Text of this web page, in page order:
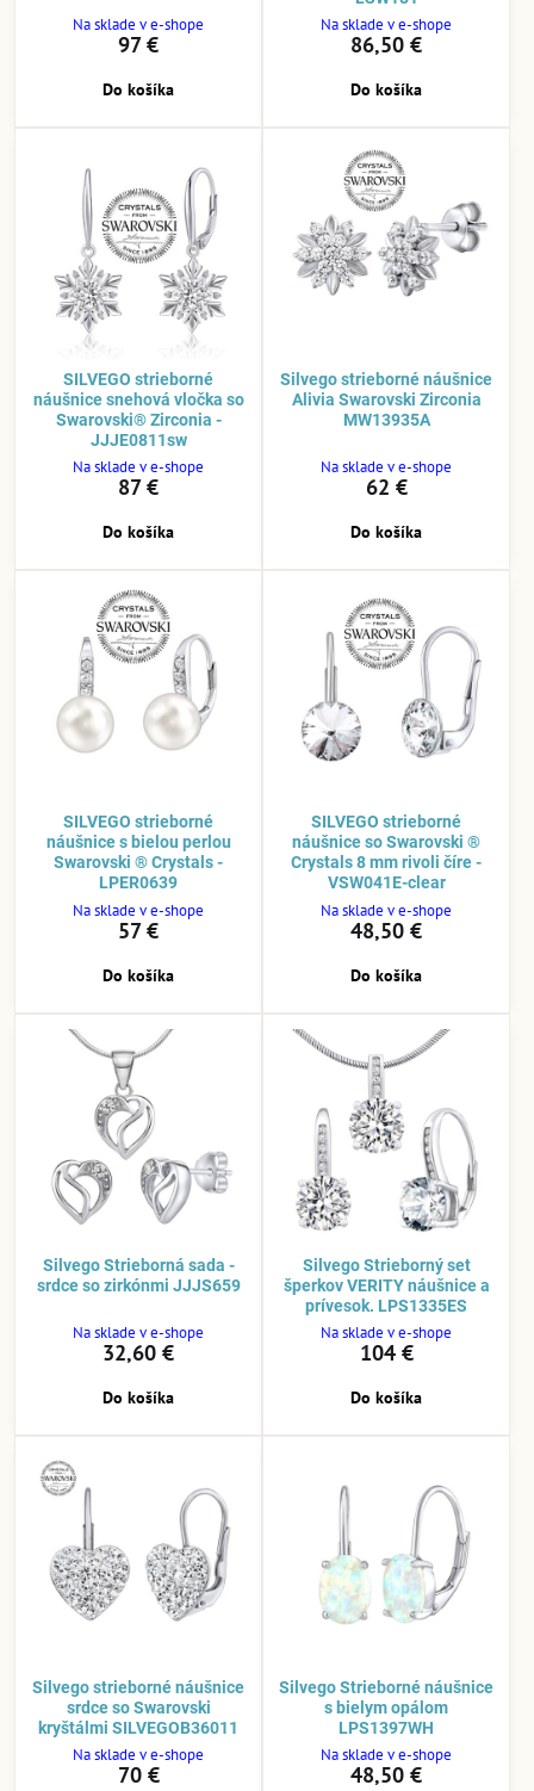
Na sklade v e-shope
97 €
Do košíka
Na sklade v e-shope
86,50 €
Do košíka
SILVEGO strieborné
náušnice snehová vločka so
Swarovski® Zirconia -
JJJE0811sw
Na sklade v e-shope
87 €
Do košíka
Silvego strieborné náušnice
Alivia Swarovski Zirconia
MW13935A
Na sklade v e-shope
62 €
Do košíka
SILVEGO strieborné
náušnice s bielou perlou
Swarovski ® Crystals -
LPER0639
Na sklade v e-shope
57 €
Do košíka
SILVEGO strieborné
náušnice so Swarovski ®
Crystals 8 mm rivoli číre -
VSW041E-clear
Na sklade v e-shope
48,50 €
Do košíka
Silvego Strieborná sada -
srdce so zirkónmi JJJS659
Na sklade v e-shope
32,60 €
Do košíka
Silvego Strieborný set
šperkov VERITY náušnice a
prívesok. LPS1335ES
Na sklade v e-shope
104 €
Do košíka
Silvego strieborné náušnice
srdce so Swarovski
kryštálmi SILVEGOB36011
Na sklade v e-shope
70 €
Silvego Strieborné náušnice
s bielym opálom
LPS1397WH
Na sklade v e-shope
48,50 €